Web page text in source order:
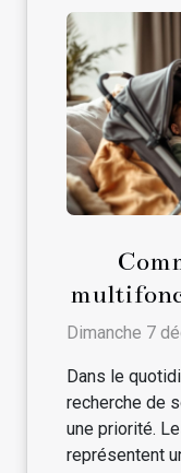
Dimanche 7
Dans le
recherche de
une priorité.
représentent